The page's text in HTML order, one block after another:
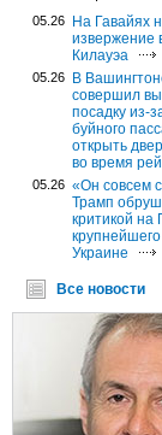
05.26
На Гавайях
извержение
Килауэа
05.26
В
совершил
посадку из-
буйного
открыть
во время
05.26 «Он совсем
Трамп
критикой на
Украине
Все новости